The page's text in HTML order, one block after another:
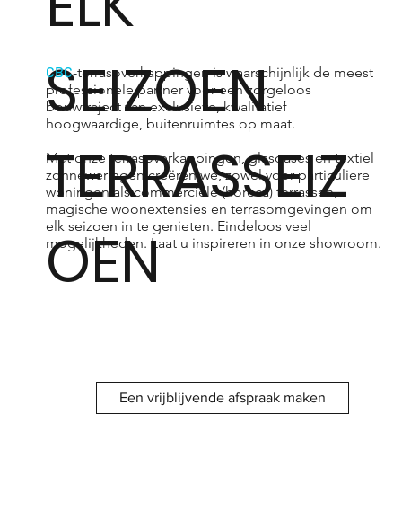
Een vrijblijvende afspraak maken
SEIZOEN
TERRASSEIZ
OEN
CBC-terrasoverkappingen is waarschijnlijk de meest
professionele partner voor een zorgeloos
bouwtraject van exclusieve, kwalitatief
hoogwaardige, buitenruimtes op maat.
Met onze terrasoverkappingen, glasoases en textiel
zonneweringen creëren we, zowel voor particuliere
woningen als commerciële (horeca) terrassen,
magische woonextensies en terrasomgevingen om
elk seizoen in te genieten. Eindeloos veel
mogelijkheden. Laat u inspireren in onze showroom.